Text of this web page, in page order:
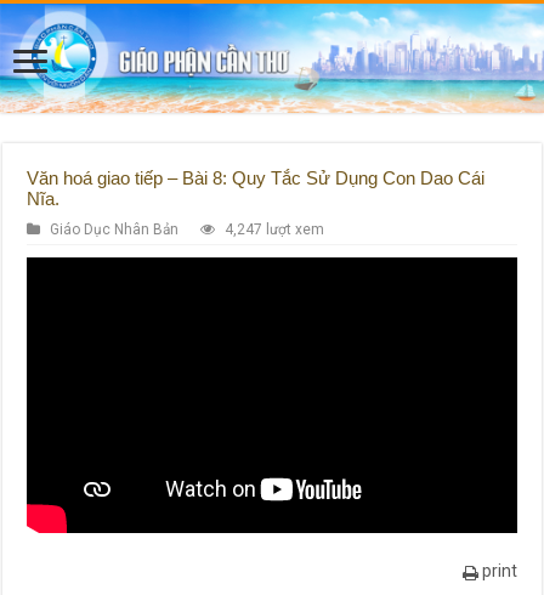
Văn hoá giao tiếp – Bài 8: Quy Tắc Sử Dụng Con Dao Cái
Nĩa.
Giáo Dục Nhân Bản 4,247 lượt xem
print